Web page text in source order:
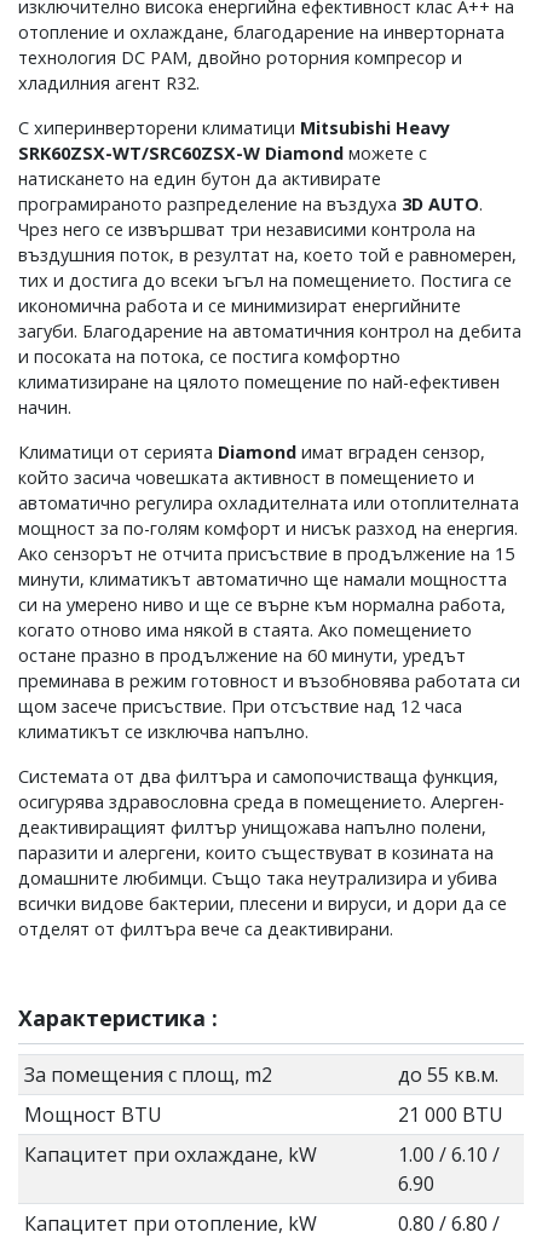
изключително висока енергийна ефективност клас А++ на
отопление и охлаждане, благодарение на инверторната
технология DC PAM, двойно роторния компресор и
хладилния агент R32.
С хиперинверторени климатици Mitsubishi Heavy
SRK60ZSX-WT/SRC60ZSX-W Diamond можете с
натискането на един бутон да активирате
програмираното разпределение на въздуха 3D AUTO.
Чрез него се извършват три независими контрола на
въздушния поток, в резултат на, което той е равномерен,
тих и достига до всеки ъгъл на помещението. Постига се
икономична работа и се минимизират енергийните
загуби. Благодарение на автоматичния контрол на дебита
и посоката на потока, се постига комфортно
климатизиране на цялото помещение по най-ефективен
начин.
Климатици от серията Diamond имат вграден сензор,
който засича човешката активност в помещението и
автоматично регулира охладителната или отоплителната
мощност за по-голям комфорт и нисък разход на енергия.
Ако сензорът не отчита присъствие в продължение на 15
минути, климатикът автоматично ще намали мощността
си на умерено ниво и ще се върне към нормална работа,
когато отново има някой в стаята. Ако помещението
остане празно в продължение на 60 минути, уредът
преминава в режим готовност и възобновява работата си
щом засече присъствие. При отсъствие над 12 часа
климатикът се изключва напълно.
Системата от два филтъра и самопочистваща функция,
осигурява здравословна среда в помещението. Алерген-
деактивиращият филтър унищожава напълно полени,
паразити и алергени, които съществуват в козината на
домашните любимци. Също така неутрализира и убива
всички видове бактерии, плесени и вируси, и дори да се
отделят от филтъра вече са деактивирани.
Характеристика :
За помещения с площ, m2
до 55 кв.м.
Мощност BTU
21 000 BTU
Капацитет при охлаждане, kW
1.00 / 6.10 /
6.90
Капацитет при отопление, kW
0.80 / 6.80 /